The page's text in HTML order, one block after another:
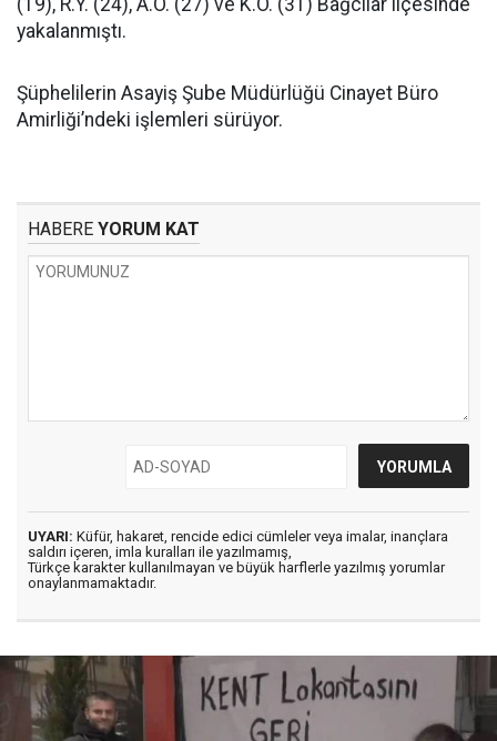
(19), R.Y. (24), A.Ö. (27) ve K.Ö. (31) Bağcılar ilçesinde
yakalanmıştı.
Şüphelilerin Asayiş Şube Müdürlüğü Cinayet Büro
Amirliği’ndeki işlemleri sürüyor.
HABERE YORUM KAT
UYARI: Küfür, hakaret, rencide edici cümleler veya imalar, inançlara
saldırı içeren, imla kuralları ile yazılmamış,
Türkçe karakter kullanılmayan ve büyük harflerle yazılmış yorumlar
onaylanmamaktadır.